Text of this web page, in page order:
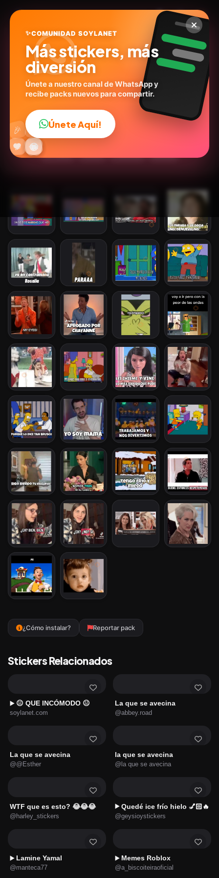
ya te dije anoche que no
@stickerly37960846
30stickers Animados
¿Cómo instalar? Reportar pack
Stickers Relacionados
▶️ 😐 QUE INCÓMODO 😐
soylanet.com
La que se avecina
@abbey.road
La que se avecina
@@Esther
la que se avecina
@la que se avecina
WTF que es esto? 😂😂😂
@harley_stickers
▶️ Quedé ice frío hielo 💅🏻🔥
@geysioystickers
▶️ Lamine Yamal
@manteca77
▶️ Memes Roblox
@a_biscoiteiraoficial
😎
😂
🔥
💬
❤️ ✨
🤩
😜
🎉 👍
✨COMUNIDAD SOYLANET
Más stickers, más
diversión
Únete a nuestro canal de WhatsApp y
recibe packs nuevos para compartir.
Únete Aquí!